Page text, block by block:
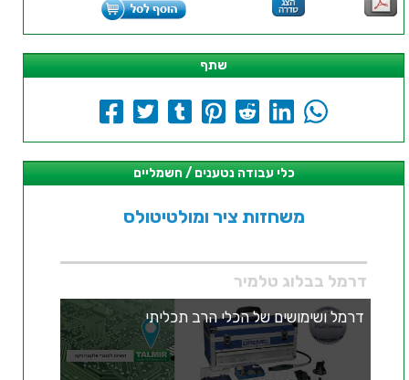
שתף
כלי עבודה נטענים / חשמליים
משחזות ציר ומולטיטולס
דרמל בבלוג טלמיר
דרמל ושימושים של הכלי הרב תכליתי